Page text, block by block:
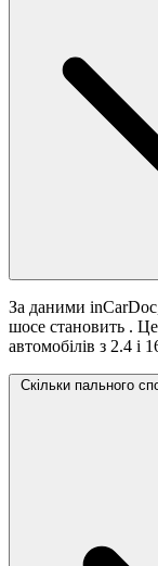
За даними
шосе становить .
автомобілів з 2.4 i
Скільки пального